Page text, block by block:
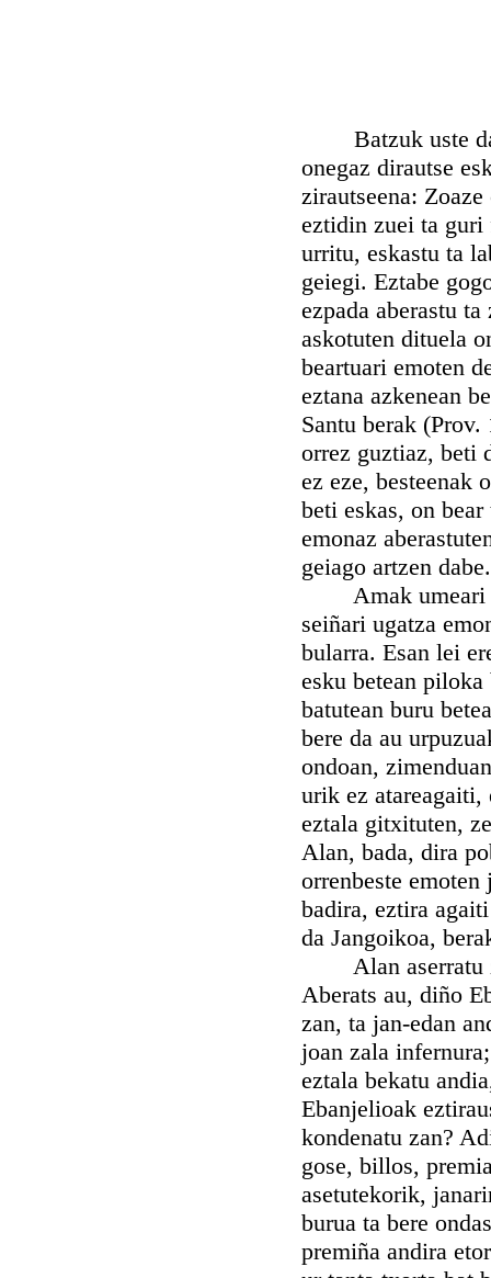
Batzuk uste
onegaz dirautse
zirautseena:
eztidin zuei ta guri
urritu, eskastu ta
geiegi. Eztabe
ezpada aberastu
askotuten dituela
beartuari emoten
eztana azkenean
Santu berak
orrez guztiaz, beti
ez eze, besteenak
beti eskas, on
emonaz
geiago artzen dabe.
Amak umeari
seiñari ugatza
bularra. Esan lei
esku betean
batutean buru
bere da au
ondoan,
urik ez atareagaiti,
eztala gitxituten,
Alan, bada, dira
orrenbeste
badira, eztira
da Jangoikoa,
Alan aserratu
Aberats au, diño
zan, ta jan-edan
joan zala
eztala bekatu
Ebanjelioak
kondenatu zan?
gose, billos,
asetutekorik,
burua ta bere
premiña andira